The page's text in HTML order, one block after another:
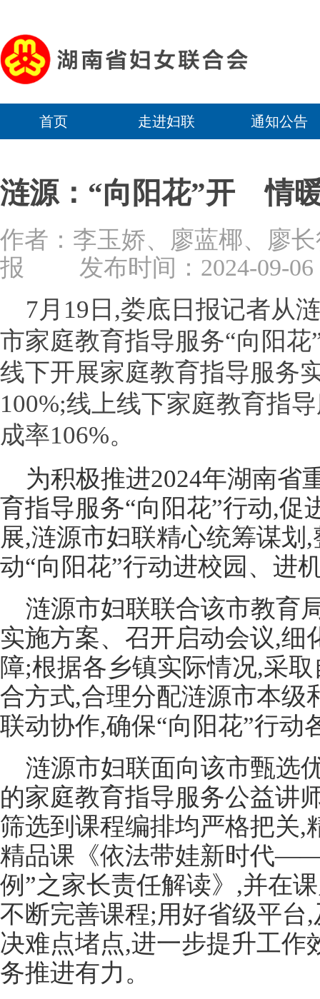
首页 走进妇联 通知公告
涟源：“向阳花”开 情
作者：李玉娇、廖蓝椰、
报 发布时间：2024-09-06
7月19日,娄底日报记者从
市家庭教育指导服务“向阳
线下开展家庭教育指导服务
100%;线上线下家庭教育指
成率106%。
为积极推进2024年湖南省
育指导服务“向阳花”行动,促
展,涟源市妇联精心统筹谋划
动“向阳花”行动进校园、进
涟源市妇联联合该市教育
实施方案、召开启动会议,细
障;根据各乡镇实际情况,采
合方式,合理分配涟源市本级
联动协作,确保“向阳花”行动
涟源市妇联面向该市甄选
的家庭教育指导服务公益讲
筛选到课程编排均严格把关,
精品课《依法带娃新时代
例”之家长责任解读》,并在
不断完善课程;用好省级平台
决难点堵点,进一步提升工作
务推进有力。